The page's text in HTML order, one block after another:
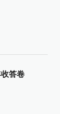
答卷